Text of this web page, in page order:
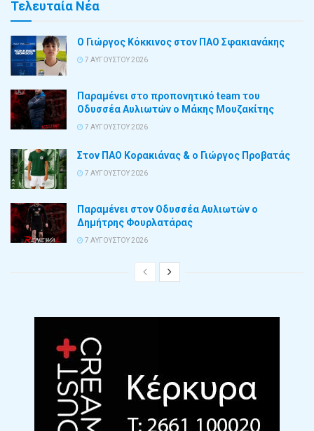
Τελευταία Νέα
Ο Γιώργος Κόκκινος στον ΠΑΟ Σφακιανάκης
7 ΑΥΓΟΎΣΤΟΥ 2026
Παραμένει στο προπονητικό team του
Οδυσσέα Αυλιωτών ο Μάκης Μουζακίτης
7 ΑΥΓΟΎΣΤΟΥ 2026
Στον ΠΑΟ Κορακιάνας & ο Γιώργος Προβατάς
7 ΑΥΓΟΎΣΤΟΥ 2026
Παραμένει στον Οδυσσέα Αυλιωτών ο
Δημήτρης Φουρλατάρας
7 ΑΥΓΟΎΣΤΟΥ 2026